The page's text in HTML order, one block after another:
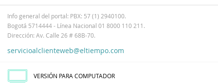
Info general del portal: PBX: 57 (1) 2940100.
Bogotá 5714444 - Línea Nacional 01 8000 110 211.
Dirección: Av. Calle 26 # 68B-70.
servicioalclienteweb@eltiempo.com
VERSIÓN PARA COMPUTADOR